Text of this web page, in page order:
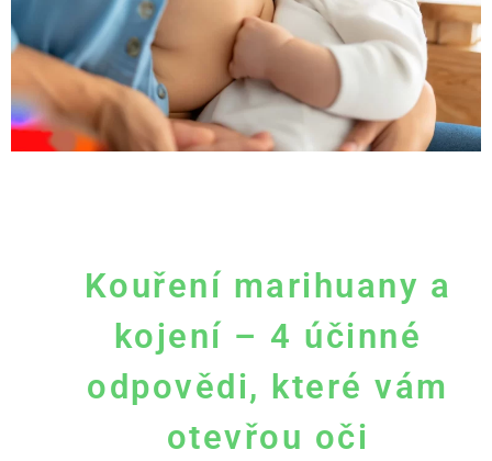
Kouření marihuany a
kojení – 4 účinné
odpovědi, které vám
otevřou oči